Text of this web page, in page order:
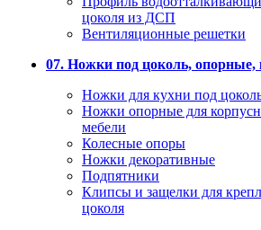
цоколя из ДСП
Вентиляционные решетки
07. Ножки под цоколь, опорные,
Ножки для кухни под
Ножки опорные для
мебели
Колесные опоры
Ножки декоративные
Подпятники
Клипсы и защелки для
цоколя